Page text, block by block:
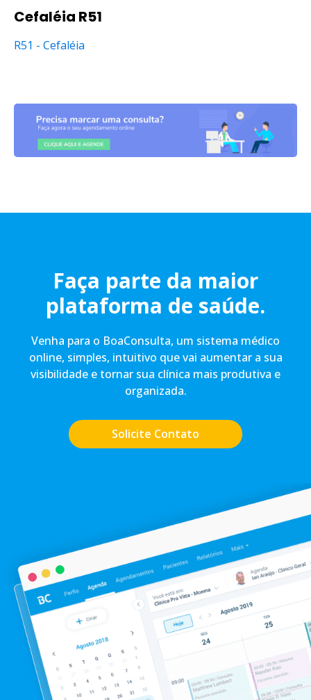
Cefaléia R51
R51 - Cefaléia
Faça parte da maior
plataforma de saúde.
Venha para o BoaConsulta, um sistema médico
online, simples, intuitivo que vai aumentar a sua
visibilidade e tornar sua clínica mais produtiva e
organizada.
Solicite Contato